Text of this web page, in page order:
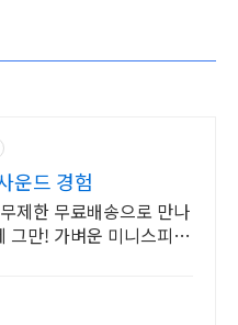
운드 경험
제한 무료배송으로 만나
그만! 가벼운 미니스피